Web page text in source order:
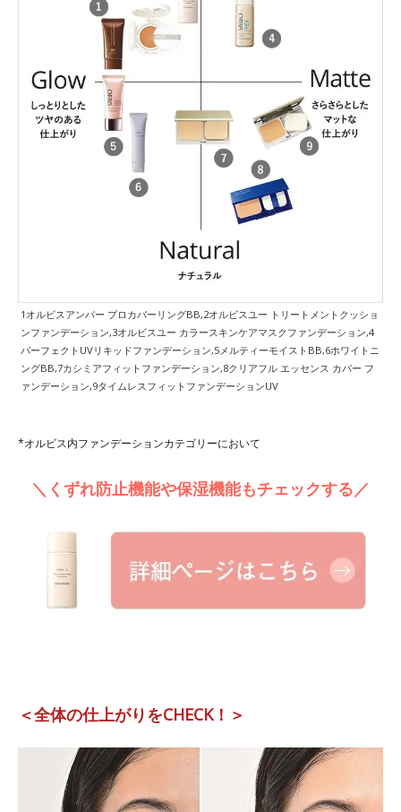
1オルビスアンバー プロカバーリングBB,2オルビスユー トリートメントクッショ
ンファンデーション,3オルビスユー カラースキンケアマスクファンデーション,4
パーフェクトUVリキッドファンデーション,5メルティーモイストBB,6ホワイトニ
ングBB,7カシミアフィットファンデーション,8クリアフル エッセンス カバー フ
ァンデーション,9タイムレスフィットファンデーションUV
*オルビス内ファンデーションカテゴリーにおいて
＼くずれ防止機能や保湿機能もチェックする／
＜全体の仕上がりをCHECK！＞